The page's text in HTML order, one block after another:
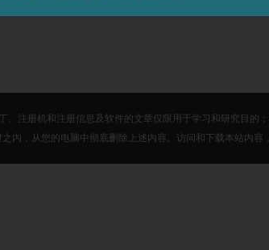
注册机和注册信息及软件的文章仅限用于学习和研究目的
内，从您的电脑中彻底删除上述内容。访问和下载本站内容